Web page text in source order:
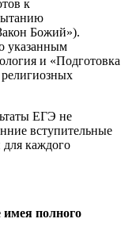
к
Божий»).
указанным
и «Подготовка
ЕГЭ не
вступительные
каждого
полного